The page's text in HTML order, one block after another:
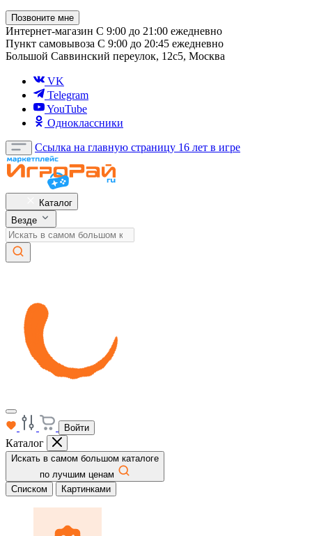
Позвоните мне
Интернет-магазин С 9:00 до 21:00 ежедневно
Пункт самовывоза С 9:00 до 20:45 ежедневно
Большой Саввинский переулок, 12с5, Москва
VK
Telegram
YouTube
Одноклассники
Ссылка на главную страницу 16 лет в игре
Каталог
Везде
Войти
Каталог
Искать в самом большом каталоге
по лучшим ценам
Списком
Картинками